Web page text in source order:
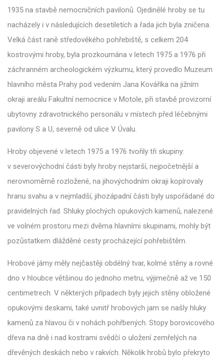
1935 na stavbě nemocničních pavilonů. Ojedinělé hroby se tu
nacházely i v následujících desetiletích a řada jich byla zničena.
Velká část raně středověkého pohřebiště, s celkem 204
kostrovými hroby, byla prozkoumána v letech 1975 a 1976 při
záchranném archeologickém výzkumu, který provedlo Muzeum
hlavního města Prahy pod vedením Jana Kováříka na jižním
okraji areálu Fakultní nemocnice v Motole, při stavbě provizorní
ubytovny zdravotnického personálu v místech před léčebnými
pavilony S a U, severně od ulice V Úvalu.
Hroby objevené v letech 1975 a 1976 tvořily tři skupiny:
v severovýchodní části byly hroby nejstarší, nejpočetnější a
nerovnoměrně rozložené, na jihovýchodním okraji kopírovaly
hranu svahu a v nejmladší, jihozápadní části byly uspořádané do
pravidelných řad. Shluky plochých opukových kamenů, nalezené
ve volném prostoru mezi dvěma hlavními skupinami, mohly být
pozůstatkem dlážděné cesty procházející pohřebištěm.
Hrobové jámy měly nejčastěji obdélný tvar, kolmé stěny a rovné
dno v hloubce většinou do jednoho metru, výjimečně až ve 150
centimetrech. V některých případech byly jejich stěny obložené
opukovými deskami, také uvnitř hrobových jam se našly hluky
kamenů za hlavou či v nohách pohřbených. Stopy borovicového
dřeva na dně i nad kostrami svědčí o uložení zemřelých na
dřevěných deskách nebo v rakvích. Několik hrobů bylo překryto